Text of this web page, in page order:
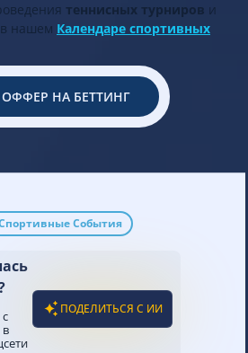
теннисных турниров и
нашем Календаре спортивных
НА БЕТТИНГ
События
ПОДЕЛИТЬСЯ С ИИ